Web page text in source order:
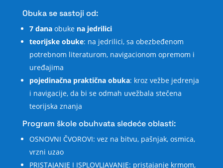
Obuka se sastoji od:
7 danaobuke na jedrilici
teorijske obuke: na jedrilici, sa obezbeđenom
potrebnom literaturom, navigacionom opremom i
uređajima
pojedinačna praktična obuka: kroz vežbe jedrenja
i navigacije, da bi se odmah uvežbala stečena
teorijska znanja
Program škole obuhvata sledeće oblasti:
OSNOVNI ČVOROVI: vez na bitvu, pašnjak, osmica,
vrzni uzao
PRISTAJANJE I ISPLOVLJAVANJE: pristajanje krmom,